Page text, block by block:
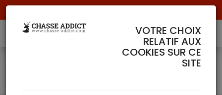
Benelli Lupo synthétique
VOTRE CHOIX
RELATIF AUX
COOKIES SUR CE
SITE